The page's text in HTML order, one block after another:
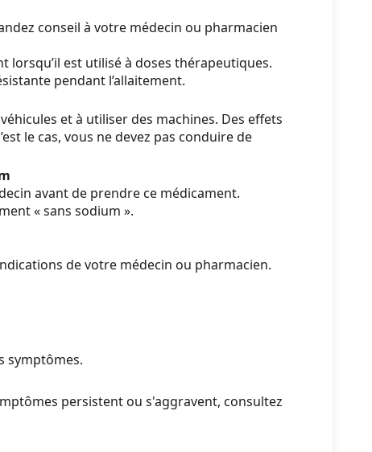
conseil à votre médecin ou pharmacien
lorsqu’il est utilisé à doses thérapeutiques.
pendant l’allaitement.
véhicules et à utiliser des machines. Des effets
le cas, vous ne devez pas conduire de
avant de prendre ce médicament.
« sans sodium ».
de votre médecin ou pharmacien.
symptômes.
persistent ou s'aggravent, consultez